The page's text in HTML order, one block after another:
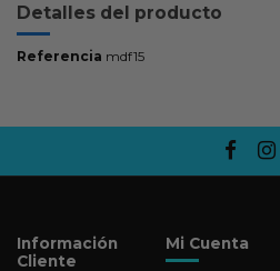
Detalles del producto
Referencia mdf15
Información
Cliente
Mi Cuenta